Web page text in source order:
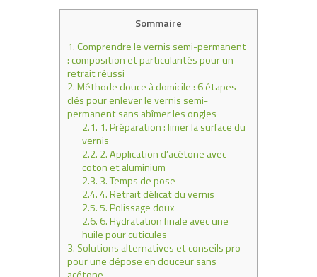
Sommaire
1.Comprendre le vernis semi-permanent
: composition et particularités pour un
retrait réussi
2.Méthode douce à domicile : 6 étapes
clés pour enlever le vernis semi-
permanent sans abîmer les ongles
2.1. 1. Préparation : limer la surface du
vernis
2.2. 2. Application d’acétone avec
coton et aluminium
2.3. 3. Temps de pose
2.4.4. Retrait délicat du vernis
2.5.5. Polissage doux
2.6.6. Hydratation finale avec une
huile pour cuticules
3. Solutions alternatives et conseils pro
pour une dépose en douceur sans